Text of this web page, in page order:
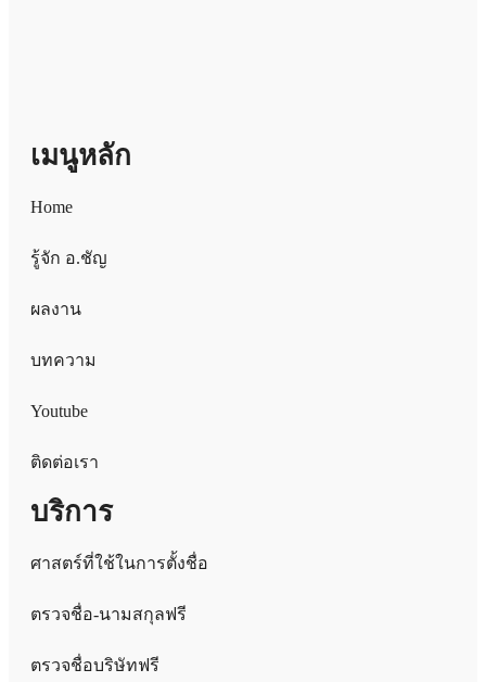
เมนูหลัก
Home
รู้จัก อ.ชัญ
ผลงาน
บทความ
Youtube
ติดต่อเรา
บริการ
ศาสตร์ที่ใช้ในการตั้งชื่อ
ตรวจชื่อ-นามสกุลฟรี
ตรวจชื่อบริษัทฟรี